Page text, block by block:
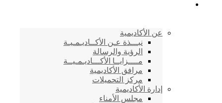
عن الأكاديمية
نبـــذة عـن الأكــاديـمـيـة
الرؤية والرسالة
مــــزايــا الأكـــاديـمـيــة
مرافق الأكاديمية
مركز التحميلات
إدارة الأكاديمية
مجلس الأمناء